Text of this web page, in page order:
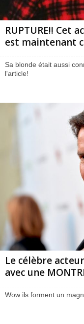
RUPTURE!! Cet
est maintenant
Sa blonde était aussi
l'article!
Le célèbre
avec une
Wow ils forment un